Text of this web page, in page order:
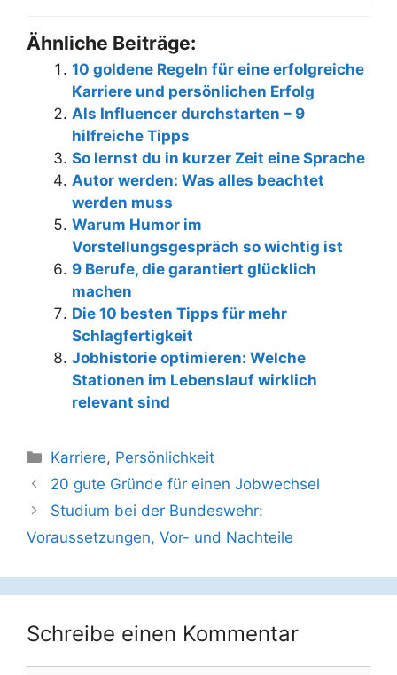
Ähnliche Beiträge:
10 goldene Regeln für eine erfolgreiche
Karriere und persönlichen Erfolg
Als Influencer durchstarten – 9
hilfreiche Tipps
So lernst du in kurzer Zeit eine Sprache
Autor werden: Was alles beachtet
werden muss
Warum Humor im
Vorstellungsgespräch so wichtig ist
9 Berufe, die garantiert glücklich
machen
Die 10 besten Tipps für mehr
Schlagfertigkeit
Jobhistorie optimieren: Welche
Stationen im Lebenslauf wirklich
relevant sind
Kategorien
Karriere, Persönlichkeit
Beitrags-
Navigation
20 gute Gründe für einen Jobwechsel
Studium bei der Bundeswehr:
Voraussetzungen, Vor- und Nachteile
Schreibe einen Kommentar